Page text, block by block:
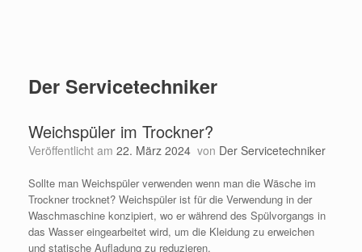
Der Servicetechniker
Weichspüler im Trockner?
Veröffentlicht am 22. März 2024 von Der Servicetechniker
Sollte man Weichspüler verwenden wenn man die Wäsche im
Trockner trocknet? Weichspüler ist für die Verwendung in der
Waschmaschine konzipiert, wo er während des Spülvorgangs in
das Wasser eingearbeitet wird, um die Kleidung zu erweichen
und statische Aufladung zu reduzieren.